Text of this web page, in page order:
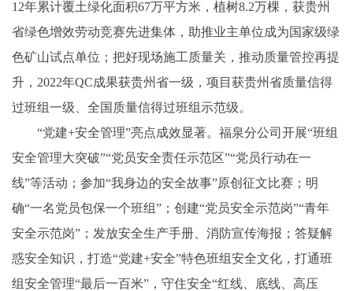
12年累计覆土绿化面积67万平方米，植树8.2万棵，获贵州
省绿色增效劳动竞赛先进集体，助推业主单位成为国家级绿
色矿山试点单位；把好现场施工质量关，推动质量管控再提
升，2022年QC成果获贵州省一级，项目获贵州省质量信得
过班组一级、全国质量信得过班组示范级。
“党建+安全管理”亮点成效显著。福泉分公司开展“班组
安全管理大突破”“党员安全责任示范区”“党员行动在一
线”等活动；参加“我身边的安全故事”原创征文比赛；明
确“一名党员包保一个班组”；创建“党员安全示范岗”“青年
安全示范岗”；发放安全生产手册、消防宣传海报；答疑解
惑安全知识，打造“党建+安全”特色班组安全文化，打通班
组安全管理“最后一百米”，守住安全“红线、底线、高压